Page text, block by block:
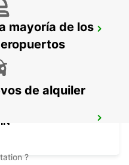
mayoría de los
de alquiler
?